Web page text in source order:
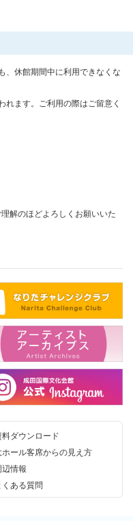
、休館期間中に利用できなくな
ます。ご利用の際はご留意く
解のほどよろしくお願いいた
料ダウンロード
ホール客席からの見え方
辺情報
くある質問